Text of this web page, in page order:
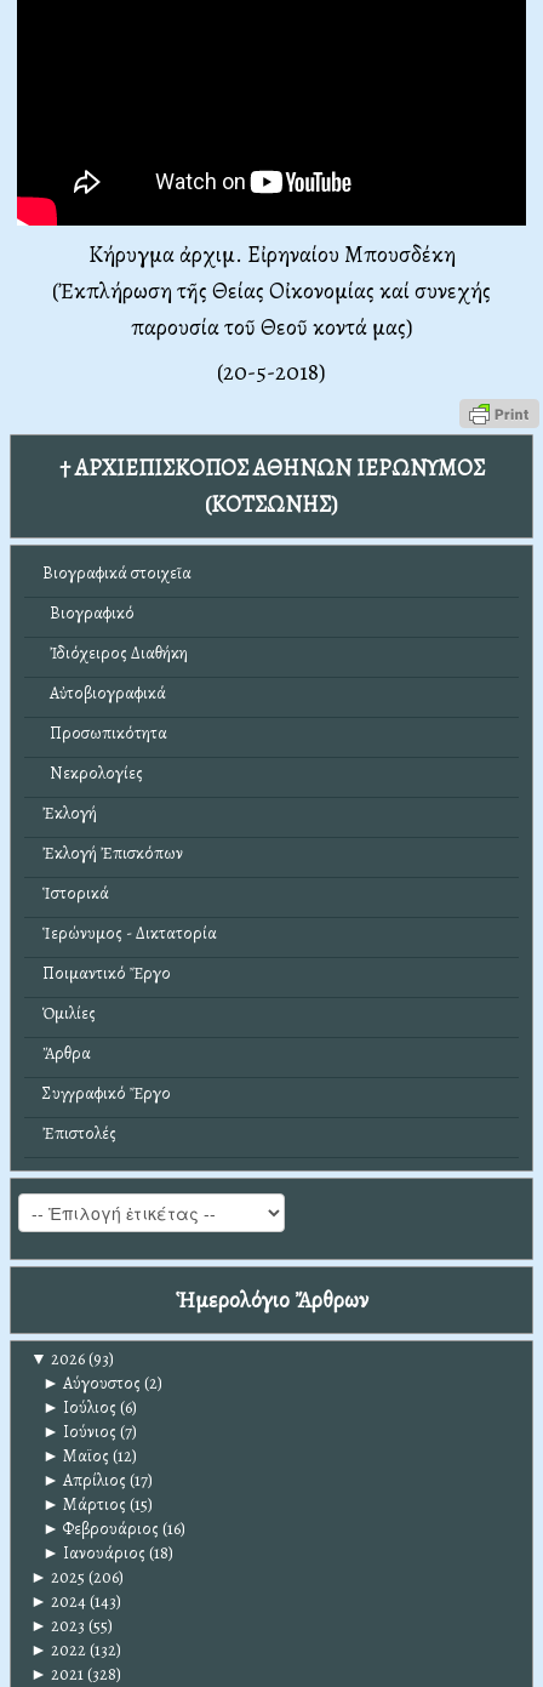
Κήρυγμα ἀρχιμ. Εἰρηναίου Μπουσδέκη
(Ἐκπλήρωση τῆς Θείας Οἰκονομίας καί συνεχής
παρουσία τοῦ Θεοῦ κοντά μας)
(20-5-2018)
† ΑΡΧΙΕΠΙΣΚΟΠΟΣ ΑΘΗΝΩΝ ΙΕΡΩΝΥΜΟΣ
(ΚΟΤΣΩΝΗΣ)
Βιογραφικά στοιχεῖα
Βιογραφικό
Ἰδιόχειρος Διαθήκη
Αὐτοβιογραφικά
Προσωπικότητα
Νεκρολογίες
Ἐκλογή
Ἐκλογή Ἐπισκόπων
Ἱστορικά
Ἱερώνυμος - Δικτατορία
Ποιμαντικό Ἔργο
Ὁμιλίες
Ἄρθρα
Συγγραφικό Ἔργο
Ἐπιστολές
Ἡμερολόγιο Ἄρθρων
▼ 2026(93)
► Αύγουστος (2)
► Ιούλιος (6)
► Ιούνιος (7)
► Μαϊος (12)
► Απρίλιος (17)
► Μάρτιος (15)
► Φεβρουάριος (16)
► Ιανουάριος (18)
► 2025 (206)
► 2024(143)
► 2023 (55)
► 2022(132)
► 2021(328)